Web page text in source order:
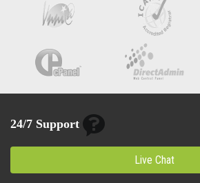
24/7 Support
Live Chat